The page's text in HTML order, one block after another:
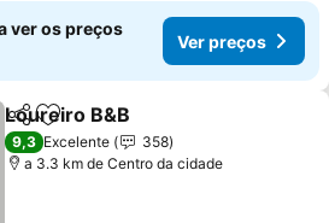
ver os preços
Ver preços
PartilharAdicionar aos favoritos
Loureiro B&B
9,3 Excelente
358
a 3.3 km de Centro da cidade